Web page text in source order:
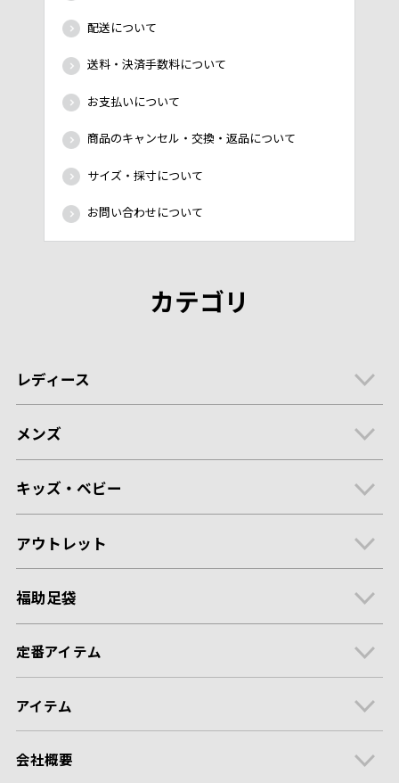
配送について
送料・決済手数料について
お支払いについて
商品のキャンセル・交換・返品について
サイズ・採寸について
お問い合わせについて
カテゴリ
レディース
メンズ
キッズ・ベビー
アウトレット
福助足袋
定番アイテム
アイテム
会社概要